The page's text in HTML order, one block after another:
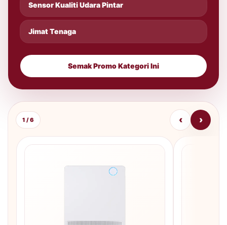
Sensor Kualiti Udara Pintar
Jimat Tenaga
Semak Promo Kategori Ini
1 / 6 ‹ ›